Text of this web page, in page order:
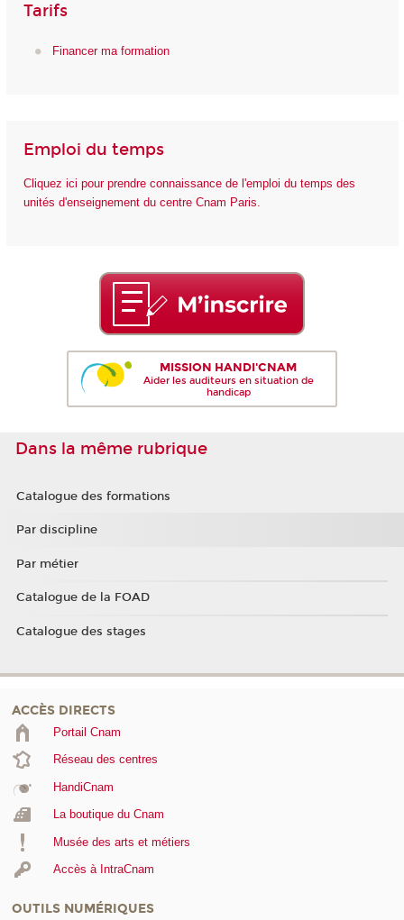
Tarifs
Financer ma formation
Emploi du temps
Cliquez ici pour prendre connaissance de l'emploi du temps des
unités d'enseignement du centre Cnam Paris.
MISSION HANDI'CNAM
Aider les auditeurs en situation de
handicap
Dans la même rubrique
Catalogue des formations
Par discipline
Par métier
Catalogue de la FOAD
Catalogue des stages
ACCÈS DIRECTS
Portail Cnam
Réseau des centres
HandiCnam
La boutique du Cnam
Musée des arts et métiers
Accès à IntraCnam
OUTILS NUMÉRIQUES